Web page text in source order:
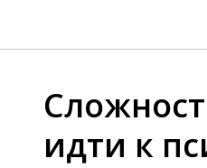
идти к